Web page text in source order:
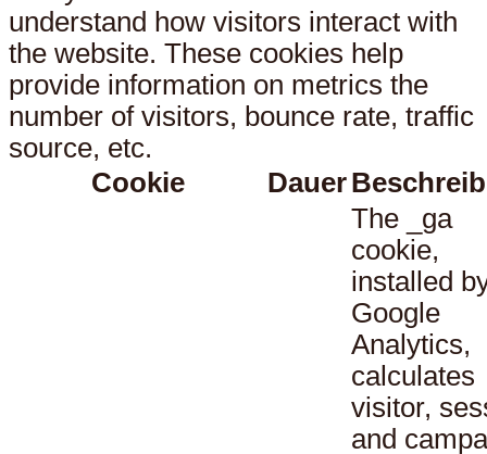
understand how visitors interact with
the website. These cookies help
provide information on metrics the
number of visitors, bounce rate, traffic
source, etc.
Cookie
Dauer
The _ga
cookie,
installed
Google
Analytics,
calculates
visitor,
and